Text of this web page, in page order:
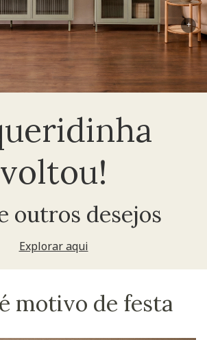
voltou!
outros desejos
Explorar aqui
+
motivo de festa